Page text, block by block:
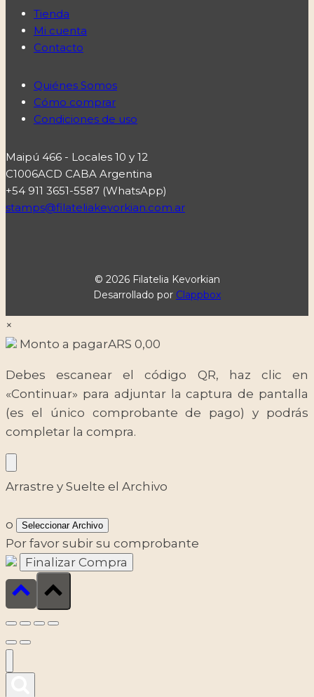
Tienda
Mi cuenta
Contacto
Quiénes Somos
Cómo comprar
Condiciones de uso
Maipú 466 - Locales 10 y 12
C1006ACD CABA Argentina
+54 911 3651-5587 (WhatsApp)
stamps@filateliakevorkian.com.ar
© 2026 Filatelia Kevorkian
Desarrollado por Clappbox
×
Monto a pagarARS 0,00
Debes escanear el código QR, haz clic en
«Continuar» para adjuntar la captura de pantalla
(es el único comprobante de pago) y podrás
completar la compra.
Arrastre y Suelte el Archivo
o Seleccionar Archivo
Por favor subir su comprobante